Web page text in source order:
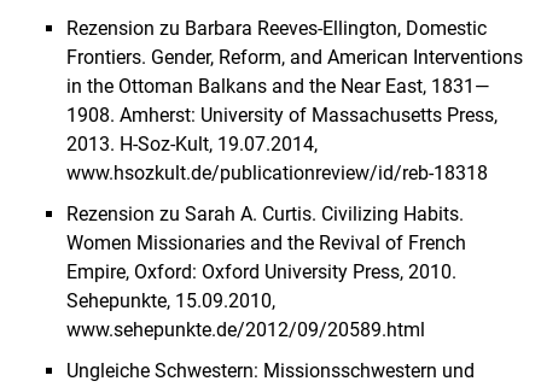
Rezension zu Barbara Reeves-Ellington, Domestic
Frontiers. Gender, Reform, and American Interventions
in the Ottoman Balkans and the Near East, 1831—
1908. Amherst: University of Massachusetts Press,
2013. H-Soz-Kult, 19.07.2014,
www.hsozkult.de/publicationreview/id/reb-18318
Rezension zu Sarah A. Curtis. Civilizing Habits.
Women Missionaries and the Revival of French
Empire, Oxford: Oxford University Press, 2010.
Sehepunkte, 15.09.2010,
www.sehepunkte.de/2012/09/20589.html
Ungleiche Schwestern: Missionsschwestern und